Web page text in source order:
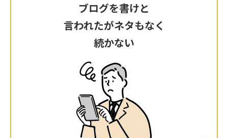
ブログを書けと
言われたがネタもなく
続かない
ブログを書けと
言われたがネタもなく
続かない
制作会社に「ブログを更新してください」と言
われたが、具体的に何を書けば広島の顧客に響
くのか分からず、数記事書いたきり完全に放置
してしまっている。